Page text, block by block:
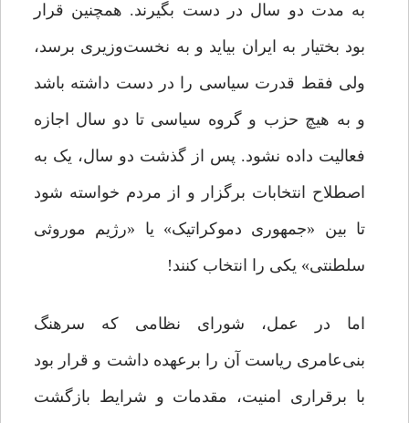
به مدت دو سال در دست بگیرند. همچنین قرار
بود بختیار به ایران بیاید و به نخست‌وزیری برسد،
ولی فقط قدرت سیاسی را در دست داشته باشد
و به هیچ حزب و گروه سیاسی تا دو سال اجازه
فعالیت داده نشود. پس از گذشت دو سال، یک به
اصطلاح انتخابات برگزار و از مردم خواسته شود
تا بین «جمهوری دموکراتیک» یا «رژیم موروثی
سلطنتی» یکی را انتخاب کنند!
اما در عمل، شورای نظامی که سرهنگ
بنی‌عامری ریاست آن را برعهده داشت و قرار بود
با برقراری امنیت، مقدمات و شرایط بازگشت